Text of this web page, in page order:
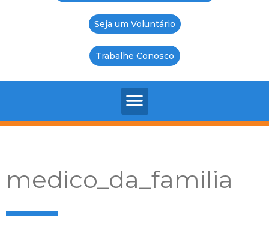
Seja um Voluntário
Trabalhe Conosco
medico_da_familia